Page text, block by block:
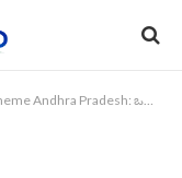
రూ.2,50,000. ఇవ్వబోతున్న ఏపీ ప్రభుత్వం. అర్హతలు, దరఖాస్తు ప్రక్రియ ఇదే!